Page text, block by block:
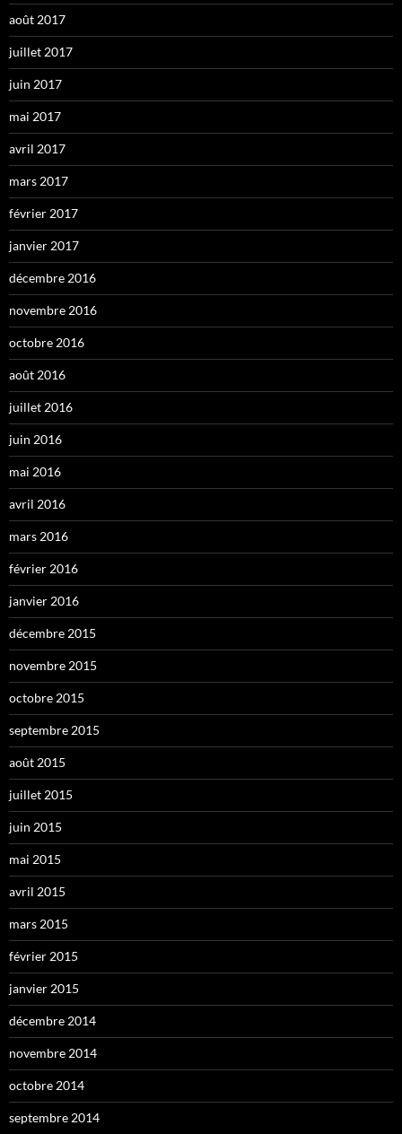
août 2017
juillet 2017
juin 2017
mai 2017
avril 2017
mars 2017
février 2017
janvier 2017
décembre 2016
novembre 2016
octobre 2016
août 2016
juillet 2016
juin 2016
mai 2016
avril 2016
mars 2016
février 2016
janvier 2016
décembre 2015
novembre 2015
octobre 2015
septembre 2015
août 2015
juillet 2015
juin 2015
mai 2015
avril 2015
mars 2015
février 2015
janvier 2015
décembre 2014
novembre 2014
octobre 2014
septembre 2014